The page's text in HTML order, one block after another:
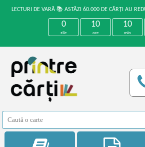
LECTURI DE VARĂ 📚 ASTĂZI 60.000 DE CĂRȚI AU
0
zile
10
ore
10
min